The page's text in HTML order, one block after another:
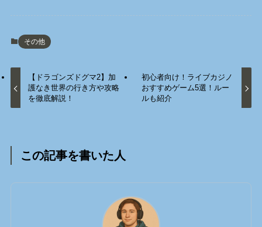
その他
【ドラゴンズドグマ2】加
護なき世界の行き方や攻略
を徹底解説！
初心者向け！ライブカジノ
おすすめゲーム5選！ルー
ルも紹介
この記事を書いた人